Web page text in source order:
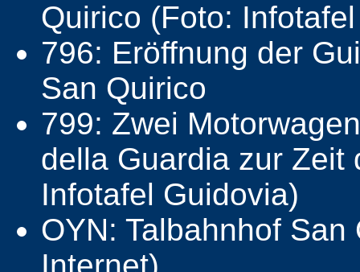
Quirico (Foto:
796: Eröffnung der
San Quirico
799: Zwei
della Guardia zur Zeit
Infotafel Guidovia)
OYN: Talbahnhof